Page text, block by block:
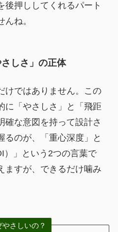
後押ししてくれるパート
ね。
しさ」の正体
けではありません。この
に「やさしさ」と「飛距
確な意図を持って設計さ
るのが、「重心深度」と
）」という2つの言葉で
ますが、できるだけ噛み
さしいの？